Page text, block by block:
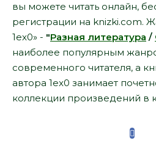
вы можете читать онлайн,
регистрации на knizki.com.
1ex0» - "Разная литература /
наиболее популярным
современного читателя, а
автора 1ex0 занимает
коллекции произведений в